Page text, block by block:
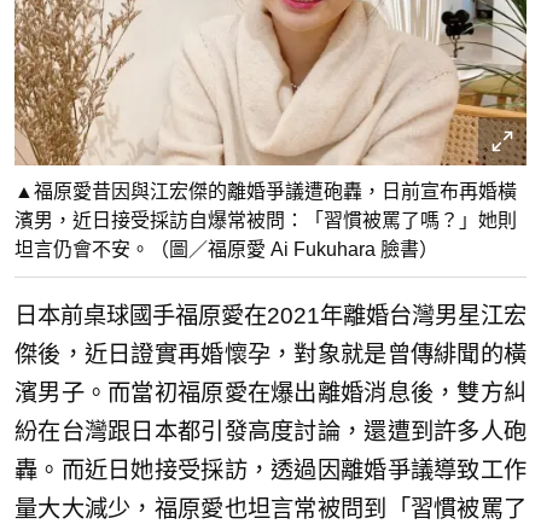
▲福原愛昔因與江宏傑的離婚爭議遭砲轟，日前宣布再婚橫
濱男，近日接受採訪自爆常被問：「習慣被罵了嗎？」她則
坦言仍會不安。（圖／福原愛 Ai Fukuhara 臉書）
日本前桌球國手福原愛在2021年離婚台灣男星江宏
傑後，近日證實再婚懷孕，對象就是曾傳緋聞的橫
濱男子。而當初福原愛在爆出離婚消息後，雙方糾
紛在台灣跟日本都引發高度討論，還遭到許多人砲
轟。而近日她接受採訪，透過因離婚爭議導致工作
量大大減少，福原愛也坦言常被問到「習慣被罵了